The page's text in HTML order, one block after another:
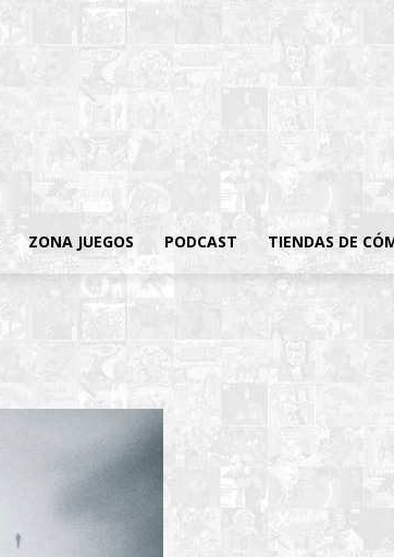
ZONA JUEGOS PODCAST TIENDAS DE